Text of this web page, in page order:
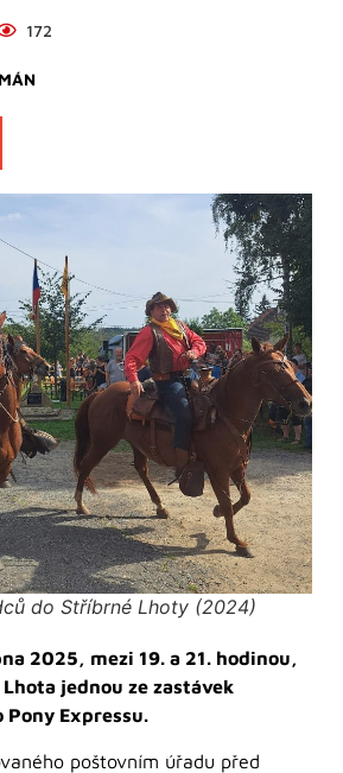
172
do Stříbrné Lhoty (2024)
2025, mezi 19. a 21. hodinou,
jednou ze zastávek
Pony Expressu.
poštovním úřadu před